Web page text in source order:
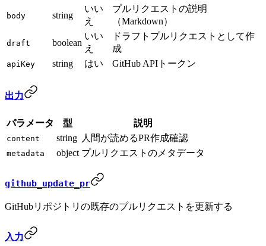
body string
いい
え
プルリクエストの説明
（Markdown）
draft boolean
いい
え
ドラフトプルリクエストとして作
成
apiKey string はい GitHub APIトークン
出力
パラメータ 型 説明
content string 人間が読めるPR作成確認
metadata object プルリクエストのメタデータ
github_update_pr
GitHubリポジトリの既存のプルリクエストを更新する
入力